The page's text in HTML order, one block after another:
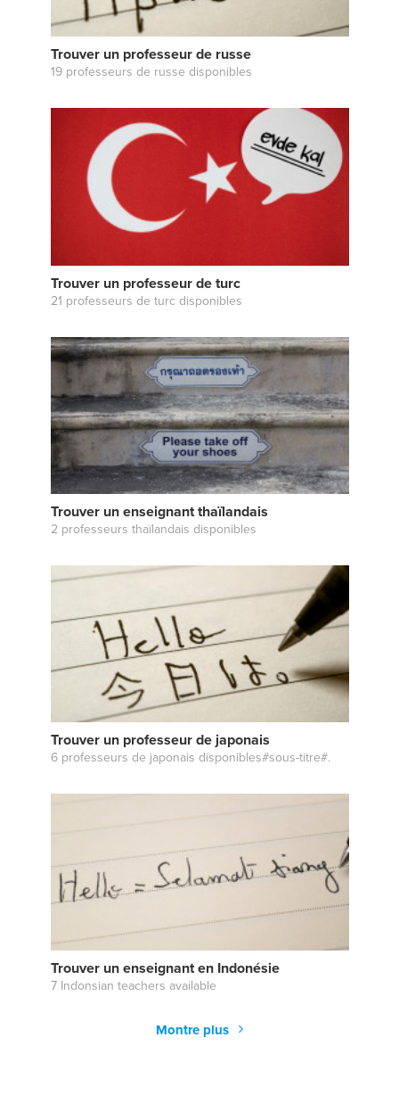
Trouver un professeur de russe
19 professeurs de russe disponibles
Trouver un professeur de turc
21 professeurs de turc disponibles
Trouver un enseignant thaïlandais
2 professeurs thaïlandais disponibles
Trouver un professeur de japonais
6 professeurs de japonais disponibles#sous-titre#.
Trouver un enseignant en Indonésie
7 Indonsian teachers available
Montre plus